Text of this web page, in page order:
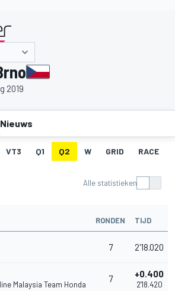
2019
Nieuws
VT3 Q1 Q2 W GRID RACE
Alle statistieken
RONDEN TIJD
7 2'18.020
Malaysia Team Honda
7 +0.400
2'18.420